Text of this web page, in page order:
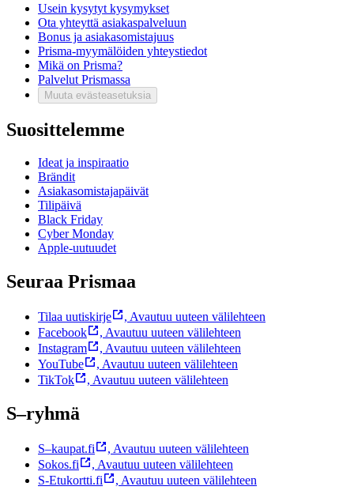
Usein kysytyt kysymykset
Ota yhteyttä asiakaspalveluun
Bonus ja asiakasomistajuus
Prisma-myymälöiden yhteystiedot
Mikä on Prisma?
Palvelut Prismassa
Muuta evästeasetuksia
Suosittelemme
Ideat ja inspiraatio
Brändit
Asiakasomistajapäivät
Tilipäivä
Black Friday
Cyber Monday
Apple-uutuudet
Seuraa Prismaa
Tilaa uutiskirje , Avautuu uuteen välilehteen
Facebook
, Avautuu uuteen välilehteen
Instagram
, Avautuu uuteen välilehteen
YouTube
, Avautuu uuteen välilehteen
TikTok
, Avautuu uuteen välilehteen
S–ryhmä
S–kaupat.fi , Avautuu uuteen välilehteen
Sokos.fi
, Avautuu uuteen välilehteen
S-Etukortti.fi
, Avautuu uuteen välilehteen